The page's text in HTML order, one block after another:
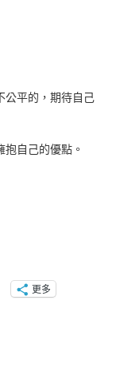
公平的，期待自己
自己的優點。
更多